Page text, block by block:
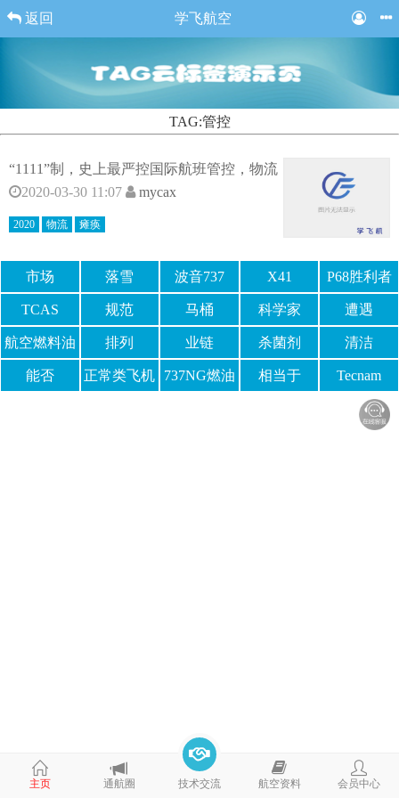
返回 学飞航空
TAG:管控
“1111”制，史上最严控国际航班管控，物流
2020-03-30 11:07
mycax
2020 物流 瘫痪
市场 落雪 波音737 X41 P68胜利者
TCAS 规范 马桶 科学家 遭遇
航空燃料油
库
排列 业链 杀菌剂 清洁
能否 正常类飞机 737NG燃油 相当于 Tecnam
主页 通航圈 技术交流 航空资料 会员中心